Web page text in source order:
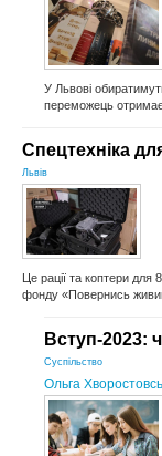
У Львові
переможець
Спецтехніка
Львів
Це рації та коптери для
фонду «Повернись
Вступ-2023:
Суспільство
Ольга